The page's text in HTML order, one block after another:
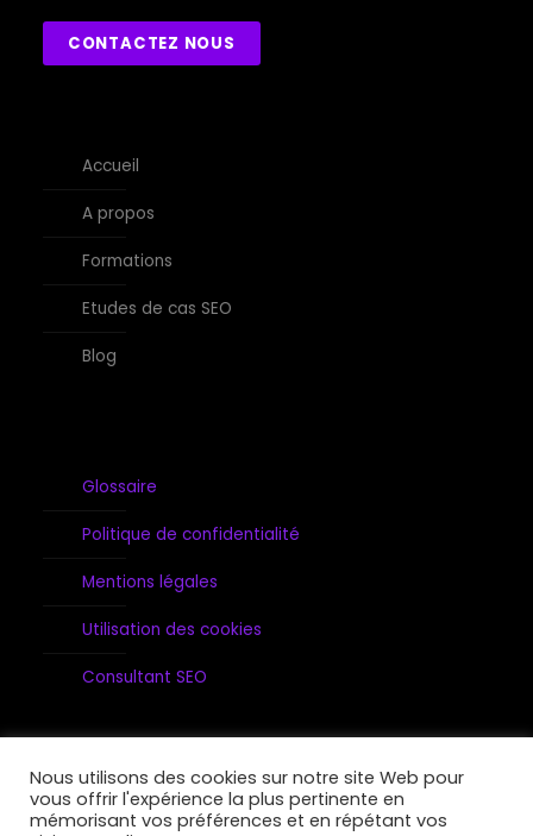
CONTACTEZ NOUS
Accueil
A propos
Formations
Etudes de cas SEO
Blog
Glossaire
Politique de confidentialité
Mentions légales
Utilisation des cookies
Consultant SEO
Nous utilisons des cookies sur notre site Web pour
vous offrir l'expérience la plus pertinente en
mémorisant vos préférences et en répétant vos